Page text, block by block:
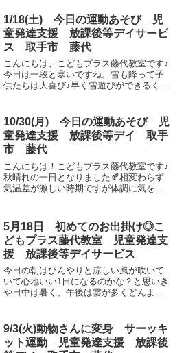
1/18(土) 今日の運動あそび 児
童発達支援 放課後等デイサービ
ス 取手市 藤代
こんにちは、こどもプラス藤代教室です♪
今日は一段と寒いですね。雪も降って子
供たちは大喜び♪早く雪遊びができるくら
を動かします♪ マーカーコーンをひっく
り返したり、背中に...
10/30(月) 今日の運動あそび 児
童発達支援 放課後等デイ 取手
市 藤代
こんにちは！こどもプラス藤代教室です♪
秋晴れの一日となりました🍂相変わらず
気温差が激しい時期ですが体調に気をつ
い・消毒・水分補給をして運動あそび始
めて行きましょう💕【...
5月18日 初めてのお出掛け◎こ
どもプラス藤代教室 児童発達支
援 放課後等デイサービス
今日の朝はひんやりと涼しい風が吹いて
いて心地いい1日になるのかな？と思いき
や日中は暑く、午後は雲が多くどんより
分補給をしっかりして、帽子を被ってい
ざしゅっぱ...
9/3(火)動物さんに変身 サーッキ
ット運動 児童発達支援 放課後